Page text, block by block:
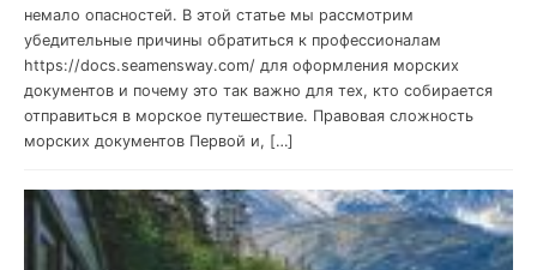
немало опасностей. В этой статье мы рассмотрим
убедительные причины обратиться к профессионалам
https://docs.seamensway.com/ для оформления морских
документов и почему это так важно для тех, кто собирается
отправиться в морское путешествие. Правовая сложность
морских документов Первой и, […]